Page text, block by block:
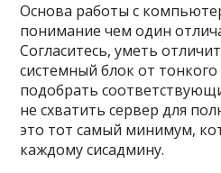
Основа работы с
понимание чем один
Согласитесь, уметь
системный блок от
подобрать
не схватить сервер для
это тот самый минимум,
каждому сисадмину.